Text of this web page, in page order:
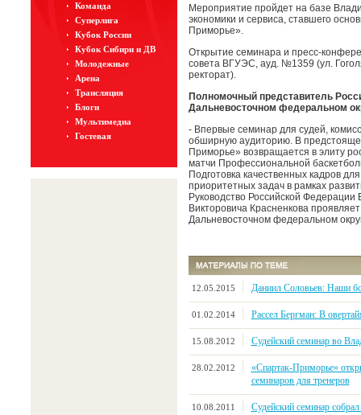
Команда
Суперлига
Кубок России
Кубок Сибири и ДВ
Молодежные
Арена
Трансляция
Блоги
Мультимедиа
Гостевая
Мероприятие пройдет на базе
экономики и сервиса, ставшего
Приморье».
Открытие семинара и пресс-
совета ВГУЭС, ауд. №1359 (ул.
ректорат).
Полномочный представитель
Дальневосточном федеральном
- Впервые семинар для судей,
обширную аудиторию. В
Приморье» возвращается в элиту
матчи Профессиональной
Подготовка качественных кадров
приоритетных задач в рамках
Руководство Российской
Викторовича Красненкова
Дальневосточном федеральном
12.05.2015 Даниил Соловьев: Наши
01.02.2014 Рассел Бергман: В
15.08.2012 Судейский семинар во
28.02.2012
«Спартак-Приморье»
семинаров для тренеров
10.08.2011 Судейский семинар